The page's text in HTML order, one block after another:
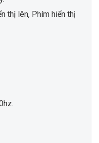
thị lên, Phím hiển thị